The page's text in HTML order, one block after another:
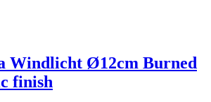
Windlicht Ø12cm Burned
finish